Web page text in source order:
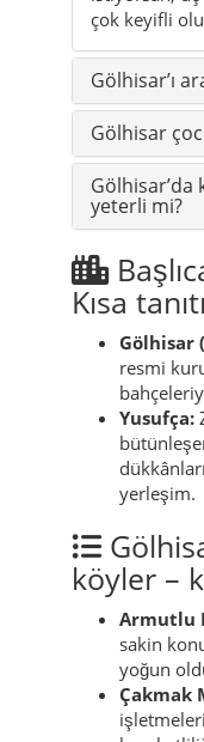
çok keyifli
Gölhisar’ı
Gölhisar
Gölhisar’da
yeterli mi?
Kısa
Gölhisar
resmi
Yusufça:
yerleşim.
köyler –
Armutlu
sakin
yoğun
Çakmak